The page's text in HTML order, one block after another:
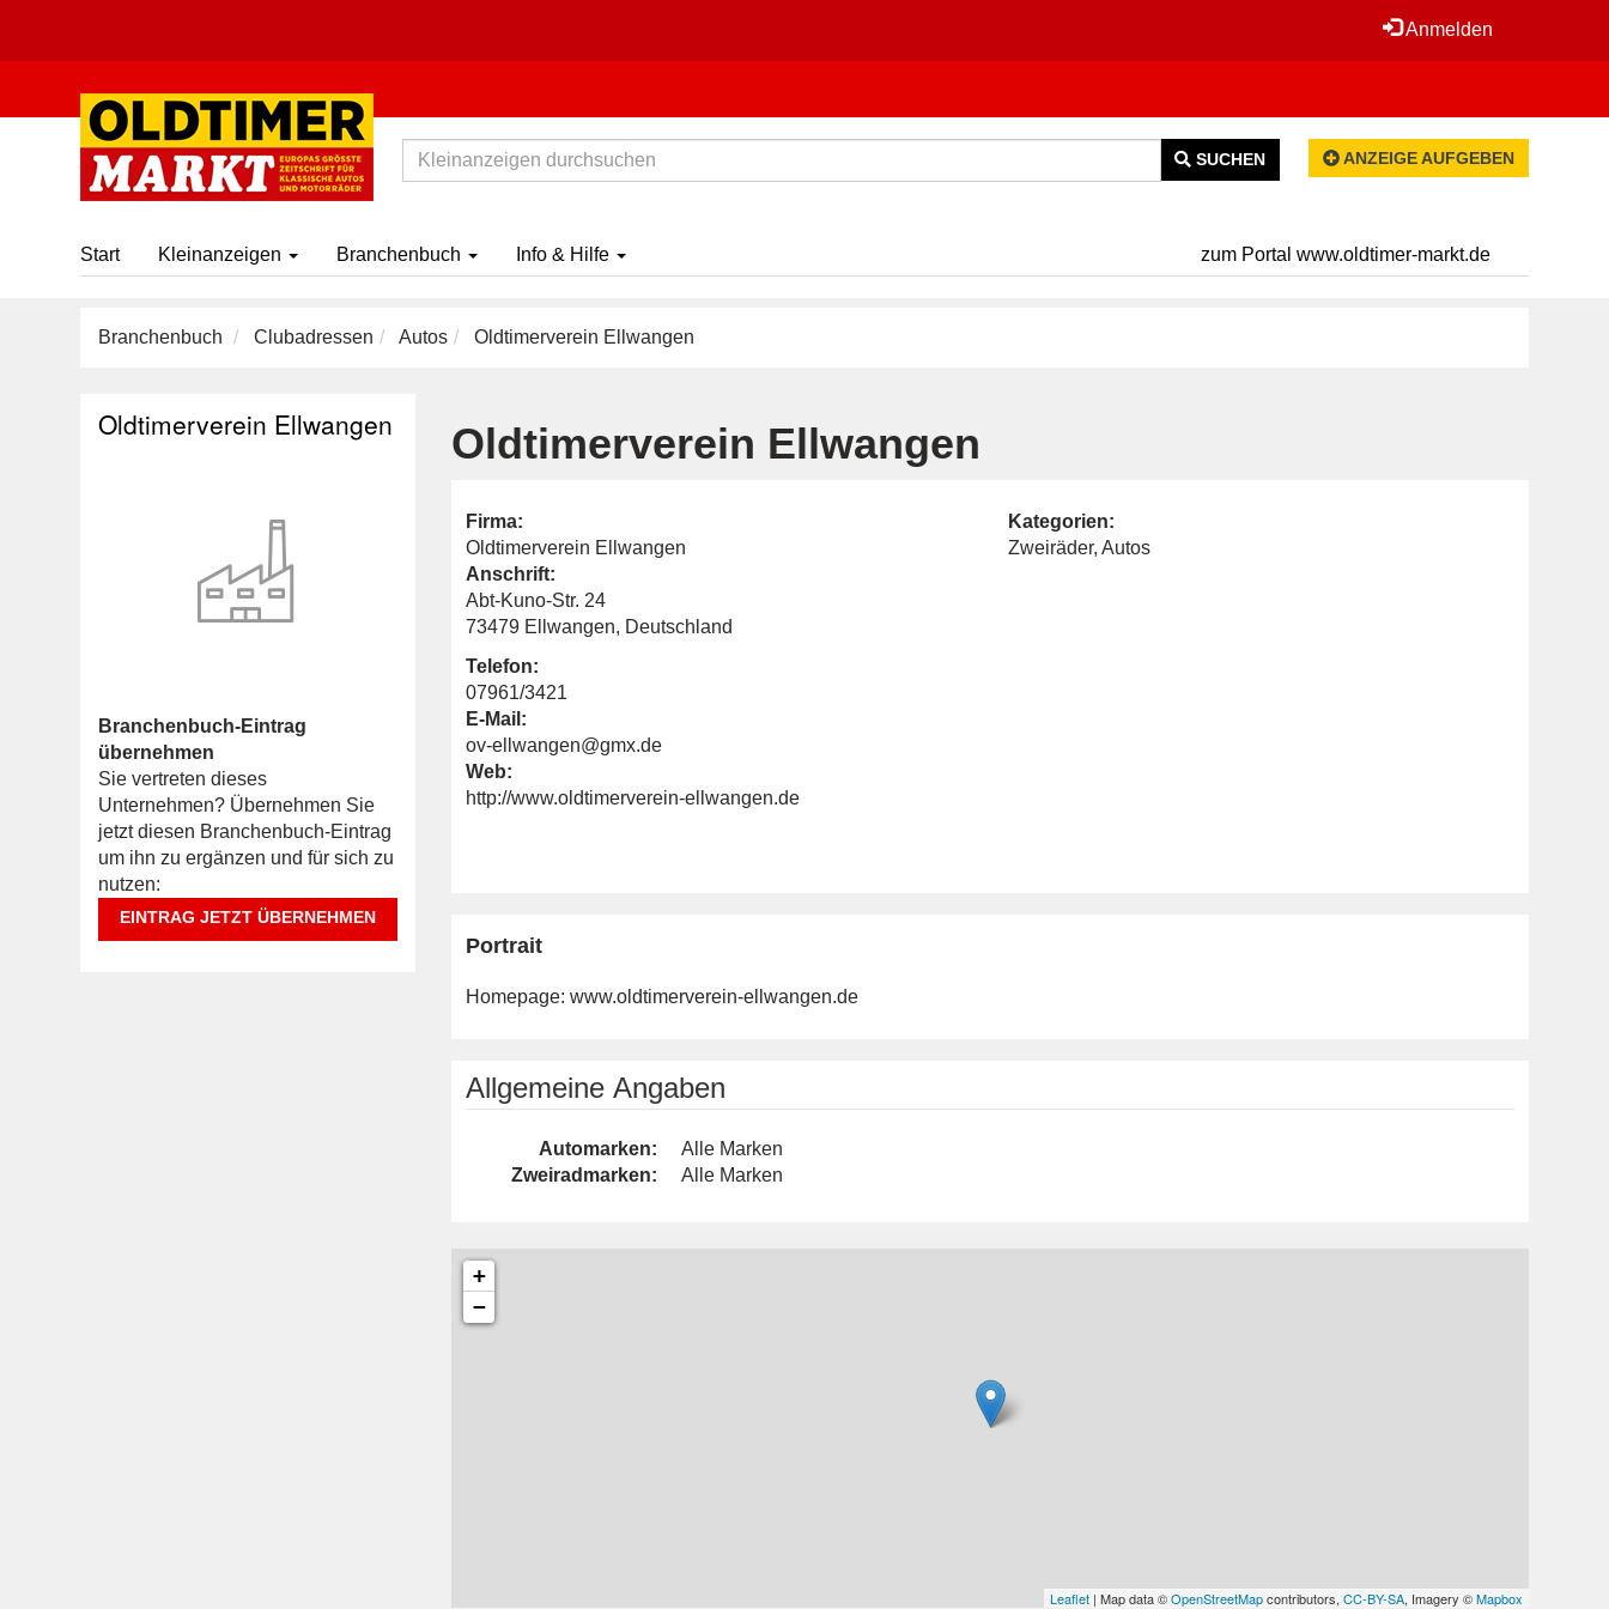
Anmelden
SUCHEN ANZEIGE AUFGEBEN
Start Kleinanzeigen Branchenbuch Info & Hilfe zum Portal www.oldtimer-markt.de
Branchenbuch Clubadressen Autos Oldtimerverein Ellwangen
Oldtimerverein Ellwangen
Firma:
Oldtimerverein Ellwangen
Anschrift:
Abt-Kuno-Str. 24
73479 Ellwangen, Deutschland
Telefon:
07961/3421
E-Mail:
ov-ellwangen@gmx.de
Web:
http://www.oldtimerverein-ellwangen.de
Kategorien:
Zweiräder, Autos
Portrait
Homepage: www.oldtimerverein-ellwangen.de
Allgemeine Angaben
Automarken:
Alle Marken
Zweiradmarken:
Alle Marken
+
−
Leaflet | Map data ©OpenStreetMapcontributors, CC-BY-SA, Imagery ©Mapbox
Oldtimerverein Ellwangen
Branchenbuch-Eintrag
übernehmen
Sie vertreten dieses
Unternehmen? Übernehmen Sie
jetzt diesen Branchenbuch-Eintrag
um ihn zu ergänzen und für sich zu
nutzen:
EINTRAG JETZT ÜBERNEHMEN